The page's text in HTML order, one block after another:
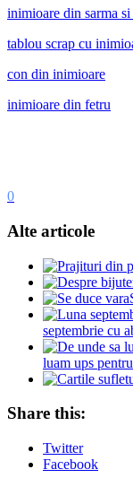
inimioare din sarma si
tablou scrap cu
con din inimioare
inimioare din fetru
0
Alte articole
septembrie cu
luam ups
Share this:
Twitter
Facebook